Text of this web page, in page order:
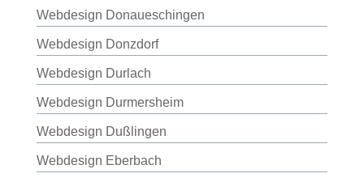
Webdesign Donaueschingen
Webdesign Donzdorf
Webdesign Durlach
Webdesign Durmersheim
Webdesign Dußlingen
Webdesign Eberbach